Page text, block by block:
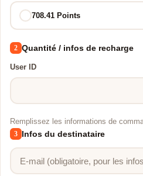
708.41 Points
2 Quantité / infos de recharge
User ID
Remplissez les informations de
3 Infos du destinataire